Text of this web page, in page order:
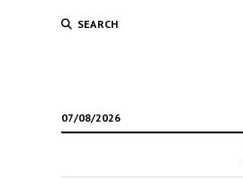
SEARCH
07/08/2026